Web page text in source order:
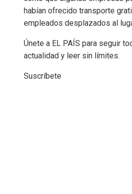
habían ofrecido transporte
empleados desplazados al
Únete a EL PAÍS para seguir
actualidad y leer sin límites.
Suscríbete